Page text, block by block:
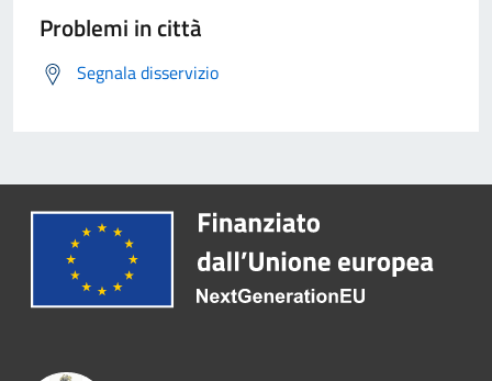
Problemi in città
Segnala disservizio